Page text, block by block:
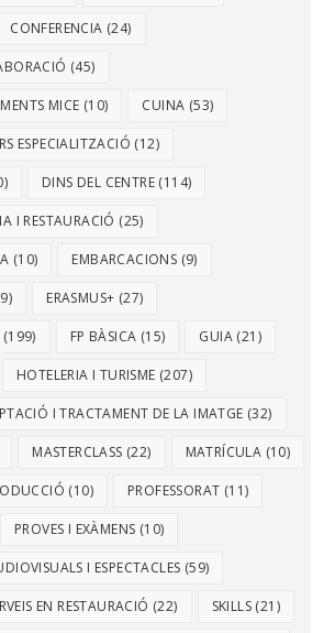
CONFERENCIA (24)
(45)
MICE (10) CUINA (53)
ESPECIALITZACIÓ (12)
DINS DEL CENTRE (114)
I RESTAURACIÓ (25)
(10) EMBARCACIONS (9)
ERASMUS+ (27)
(199) FP BÀSICA (15) GUIA (21)
HOTELERIA I TURISME (207)
I TRACTAMENT DE LA IMATGE (32)
MASTERCLASS (22) MATRÍCULA (10)
(10) PROFESSORAT (11)
PROVES I EXÀMENS (10)
I ESPECTACLES (59)
EN RESTAURACIÓ (22) SKILLS (21)